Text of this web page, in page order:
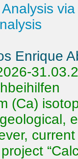
Enrique
(Ca)